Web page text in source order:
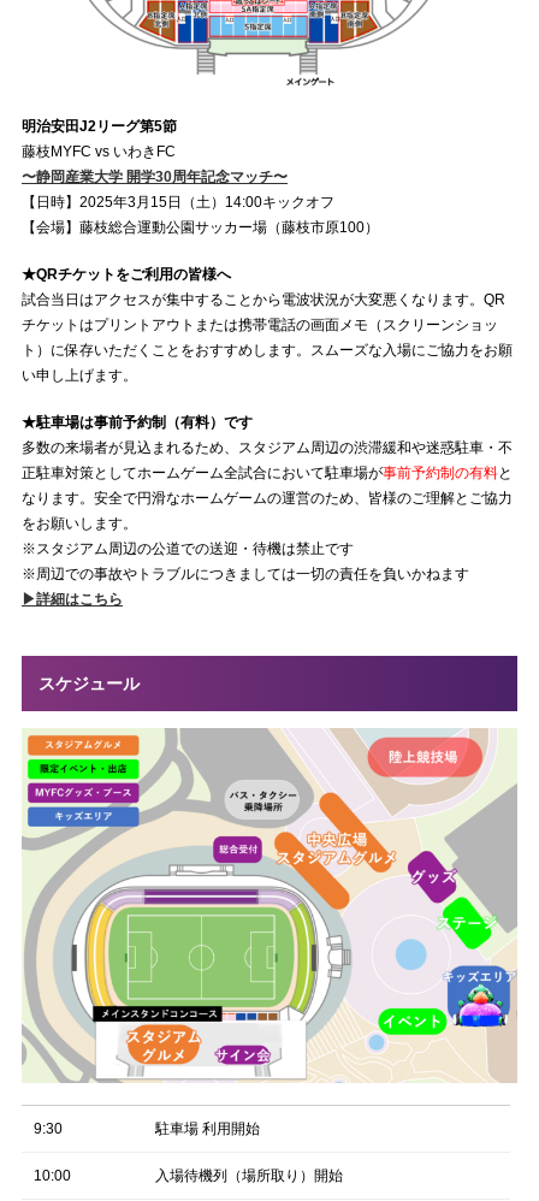
明治安田J2リーグ第5節
藤枝MYFC vs いわきFC
〜静岡産業大学 開学30周年記念マッチ〜
【日時】2025年3月15日（土）14:00キックオフ
【会場】藤枝総合運動公園サッカー場（藤枝市原100）
★QRチケットをご利用の皆様へ
試合当日はアクセスが集中することから電波状況が大変悪くなります。QR
チケットはプリントアウトまたは携帯電話の画面メモ（スクリーンショッ
ト）に保存いただくことをおすすめします。スムーズな入場にご協力をお願
い申し上げます。
★駐車場は事前予約制（有料）です
多数の来場者が見込まれるため、スタジアム周辺の渋滞緩和や迷惑駐車・不
正駐車対策としてホームゲーム全試合において駐車場が事前予約制の有料と
なります。安全で円滑なホームゲームの運営のため、皆様のご理解とご協力
をお願いします。
※スタジアム周辺の公道での送迎・待機は禁止です
※周辺での事故やトラブルにつきましては一切の責任を負いかねます
▶︎詳細はこちら
スケジュール
9:30 駐車場 利用開始
10:00 入場待機列（場所取り）開始